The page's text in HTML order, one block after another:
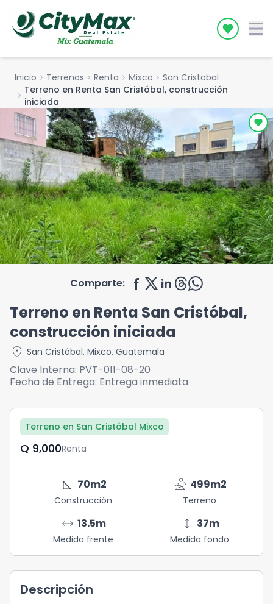
Icon
Inicio chevron_right Terrenos chevron_right Renta chevron_right Mixco chevron_right San Cristobal
chevron_right Terreno en Renta San Cristóbal, construcción
iniciada
Comparte:
Terreno en Renta San Cristóbal,
construcción iniciada
location_on San Cristóbal, Mixco, Guatemala
Clave Interna: PVT-011-08-20
Fecha de Entrega: Entrega inmediata
Terreno en San Cristóbal Mixco
Q	9,000Renta
square_foot 70m2
Construcción
landslide 499m2
Terreno
arrow_range 13.5m
Medida frente
height 37m
Medida fondo
Descripción